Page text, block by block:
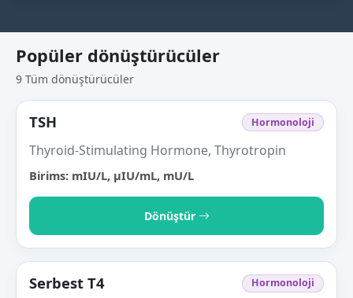
Popüler dönüştürücüler
9 Tüm dönüştürücüler
TSH Hormonoloji
Thyroid-Stimulating Hormone, Thyrotropin
Birims: mIU/L, µIU/mL, mU/L
Dönüştür
Serbest T4 Hormonoloji